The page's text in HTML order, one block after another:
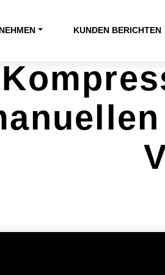
KUNDEN BERICHTEN